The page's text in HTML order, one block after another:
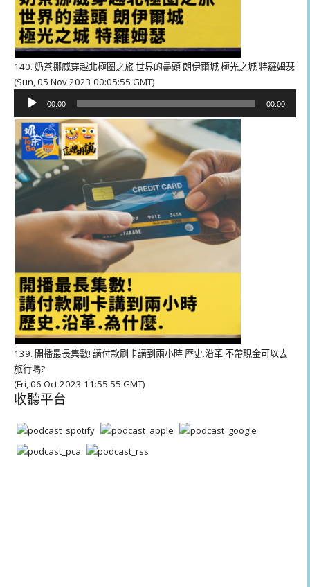
140. 奶茶挪威穿越北極圈之旅 世界的盡頭 朗伊爾城 極光之城 特羅姆瑟
(Sun, 05 Nov 2023 00:05:55 GMT)
播
放
器
00:00 00:00
139. 開播最長集數! 講付款刷卡講到兩小時 歷史.沿革.不帶現金可以去
旅行嗎?
(Fri, 06 Oct 2023 11:55:55 GMT)
收聽平台